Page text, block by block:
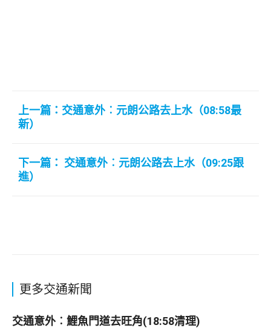
上一篇：交通意外︰元朗公路去上水（08:58最
新）
下一篇： 交通意外︰元朗公路去上水（09:25跟
進）
更多交通新聞
交通意外︰鯉魚門道去旺角(18:58清理)